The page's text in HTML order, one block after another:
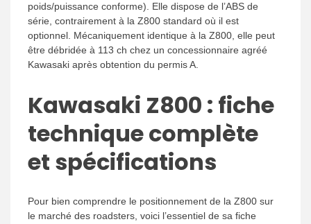
poids/puissance conforme). Elle dispose de l’ABS de
série, contrairement à la Z800 standard où il est
optionnel. Mécaniquement identique à la Z800, elle peut
être débridée à 113 ch chez un concessionnaire agréé
Kawasaki après obtention du permis A.
Kawasaki Z800 : fiche
technique complète
et spécifications
Pour bien comprendre le positionnement de la Z800 sur
le marché des roadsters, voici l’essentiel de sa fiche